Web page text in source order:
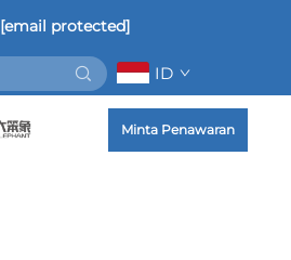
[email protected]
ID
Minta Penawaran